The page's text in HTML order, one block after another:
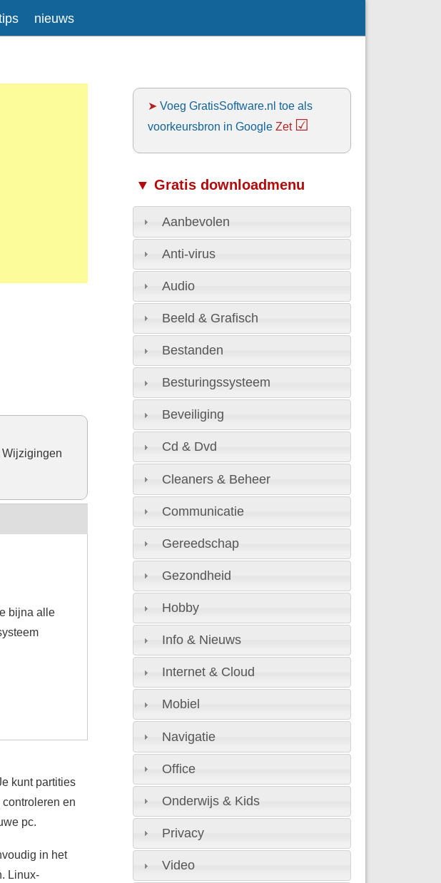
nieuws
bijna alle
kunt partities
en
pc.
in het
Linux-
➤Voeg GratisSoftware.nl toe als
voorkeursbron in Google Zet ☑
▼ Gratis downloadmenu
Aanbevolen
Anti-virus
Audio
Beeld & Grafisch
Bestanden
Besturingssysteem
Beveiliging
Cd & Dvd
Cleaners & Beheer
Communicatie
Gereedschap
Gezondheid
Hobby
Info & Nieuws
Internet & Cloud
Mobiel
Navigatie
Office
Onderwijs & Kids
Privacy
Video